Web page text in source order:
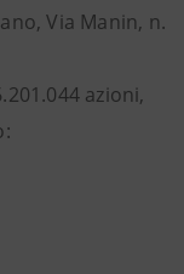
Via Manin, n.
azioni,